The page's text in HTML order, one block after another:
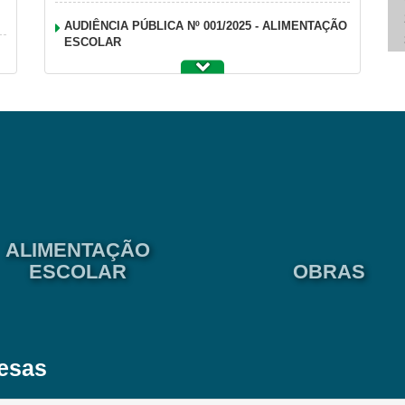
AUDIÊNCIA PÚBLICA Nº 001/2025 - ALIMENTAÇÃO
ESCOLAR
ALIMENTAÇÃO
ESCOLAR
OBRAS